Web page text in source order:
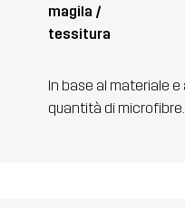
magila /
tessitura
In base al materiale
quantità di microfibre.